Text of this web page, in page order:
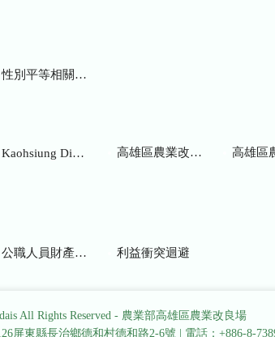
性別平等相關網站
Kaohsiung District Agricultural Research and Extension Station 高雄區農業改良場年報 高雄區
公職人員財產申報 利益衝突迴避
All Rights Reserved - 農業部高雄區農業改良場
屏東縣長治鄉德和村德和路2-6號
電話：+886-8-